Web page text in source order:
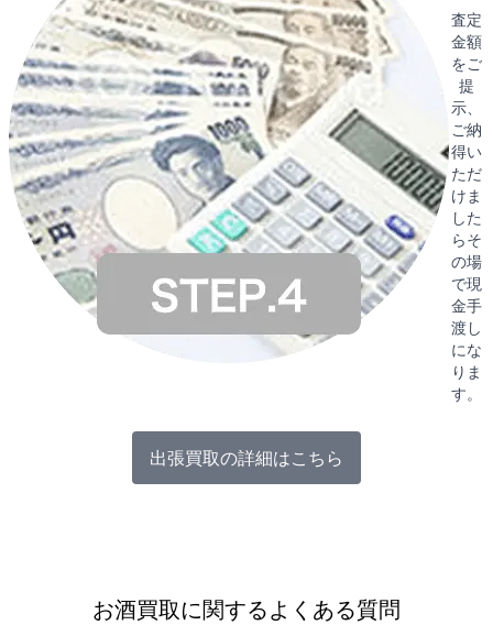
査定
金額
をご
提
示、
ご納
得い
ただ
けま
した
らそ
の場
で現
金手
渡し
にな
りま
す。
出張買取の詳細はこちら
お酒買取に関するよくある質問